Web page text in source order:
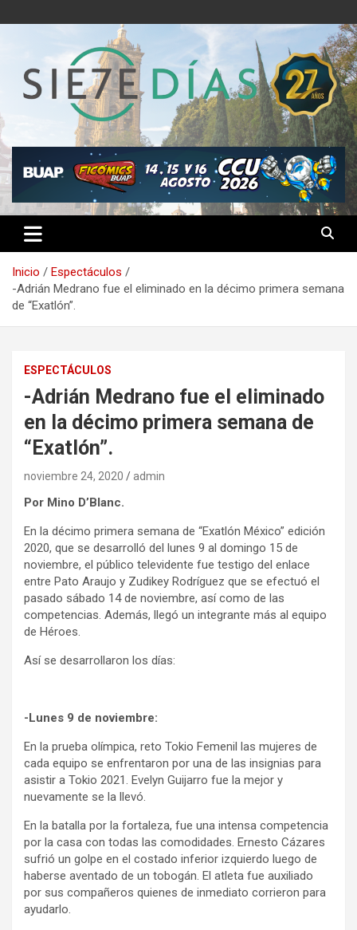
al
Semanario 7 Días
Inicio
Espectáculos
-Adrián Medrano fue el eliminado en la décimo primera semana
de “Exatlón”.
ESPECTÁCULOS
-Adrián Medrano fue el eliminado
en la décimo primera semana de
“Exatlón”.
noviembre 24, 2020 admin
Por Mino D’Blanc.
En la décimo primera semana de “Exatlón México” edición
2020, que se desarrolló del lunes 9 al domingo 15 de
noviembre, el público televidente fue testigo del enlace
entre Pato Araujo y Zudikey Rodríguez que se efectuó el
pasado sábado 14 de noviembre, así como de las
competencias. Además, llegó un integrante más al equipo
de Héroes.
Así se desarrollaron los días:
-Lunes 9 de noviembre:
En la prueba olímpica, reto Tokio Femenil las mujeres de
cada equipo se enfrentaron por una de las insignias para
asistir a Tokio 2021. Evelyn Guijarro fue la mejor y
nuevamente se la llevó.
En la batalla por la fortaleza, fue una intensa competencia
por la casa con todas las comodidades. Ernesto Cázares
sufrió un golpe en el costado inferior izquierdo luego de
haberse aventado de un tobogán. El atleta fue auxiliado
por sus compañeros quienes de inmediato corrieron para
ayudarlo.